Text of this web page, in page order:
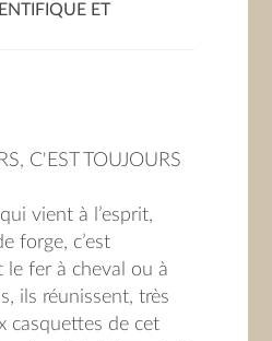
ET
C'EST TOUJOURS
vient à l’esprit,
forge, c’est
le fer à cheval ou à
ils réunissent, très
casquettes de cet